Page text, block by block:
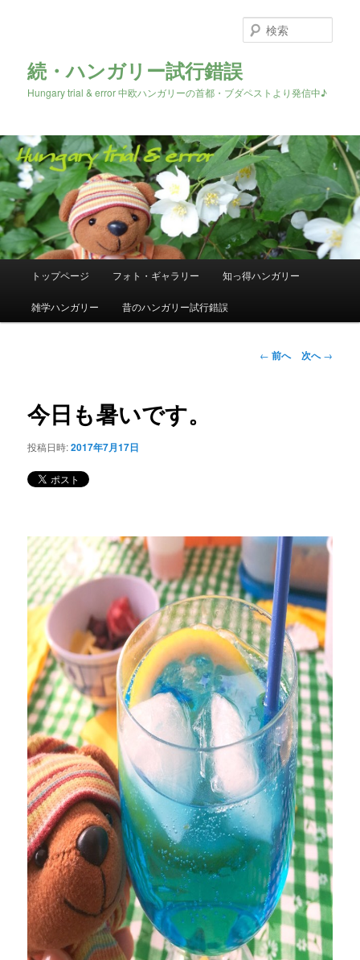
続・ハンガリー試行錯誤
Hungary trial & error 中欧ハンガリーの首都・ブダペストより発信中♪
索
メ
メ
イ
ン
テ
ン
へ
移
動
トップページ フォト・ギャラリー 知っ得ハンガリー
雑学ハンガリー 昔のハンガリー試行錯誤
投← 前へ 次へ→
今日も暑いです。
投稿日時:2017年7月17日